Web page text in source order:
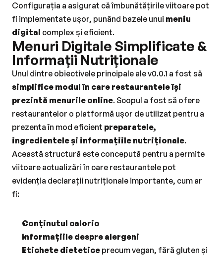
Configurația a asigurat că îmbunătățirile viitoare pot
fi implementate ușor, punând bazele unui meniu
digital complex și eficient.
Menuri Digitale Simplificate &
Informații Nutriționale
simplifice modul în care restaurantele își
prezintă menurile online. Scopul a fost să ofere
restaurantelor o platformă ușor de utilizat pentru a
prezenta în mod eficient preparatele,
ingredientele și informațiile nutriționale.
Această structură este concepută pentru a permite
viitoare actualizări în care restaurantele pot
evidenția declarații nutriționale importante, cum ar
fi:
Conținutul caloric
Informațiile despre alergeni
Etichete dietetice precum vegan, fără gluten și